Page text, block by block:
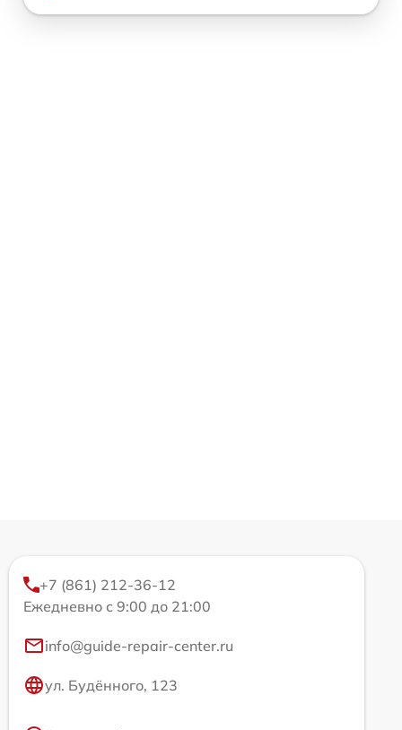
+7 (861) 212-36-12
Ежедневно с 9:00 до 21:00
info@guide-repair-center.ru
ул. Будённого, 123